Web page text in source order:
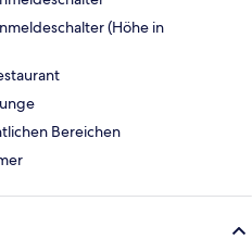
(Höhe in
Bereichen